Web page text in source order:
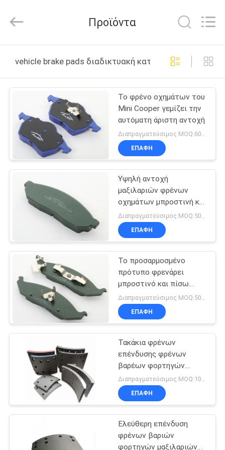
ΠΡΟΪΌΝΤΑ
ΠΕΡΊΠΟΥ
ΕΜΕΊΣ
ΓΎΡΟΣ
ΕΡΓΟΣΤΑΣΊΩΝ
ΠΟΙΟΤΙΚΌΣ
ΕΛΆΤΕ
ΕΠΑΦΉ
ΜΕ
ΖΗΤΉΣΤΕ
ΈΝΑ
ΑΠΌΣΠΑΣΜΑ
SITEMAP
Reserved.
Προϊόντα
vehicle brake pads διαδικτυακή κατασκευή
Το φρένο οχημάτων του
Mini Cooper γεμίζει την
αυτόματη άριστη αντοχή
Διαπραγματεύσιμος MOQ:60 σύνολα
ΕΠΑΦΉ
Υψηλή αντοχή
μαξιλαριών φρένων
οχημάτων μπροστινή και
πίσω ημι - μεταλλικό
υλικό
ΕΠΑΦΉ
Το προσαρμοσμένο
πρότυπο φρενάρει
μπροστινό και πίσω
μέρος τα μαξιλάρια καμία
αντίσταση σκόνης
θορύβου
ΕΠΑΦΉ
Τακάκια φρένων
επένδυσης φρένων
βαρέων φορτηγών
Επαγγελματικά οχήματα
χωρίς αμίαντο
Διαπραγματεύσιμος MOQ:100 σύνολα
ΕΠΑΦΉ
Ελεύθερη επένδυση
φρένων βαριών
φορτηγών μαξιλαριών